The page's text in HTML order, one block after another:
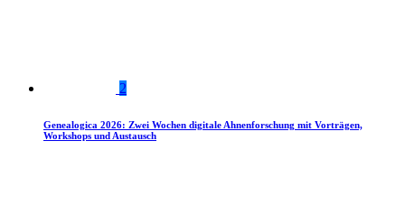
2
Genealogica 2026: Zwei Wochen digitale Ahnenforschung mit Vorträgen,
Workshops und Austausch